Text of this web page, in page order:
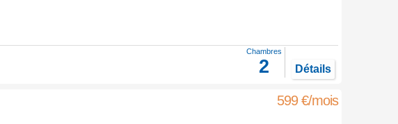
Chambres
2 Détails
599 €/mois